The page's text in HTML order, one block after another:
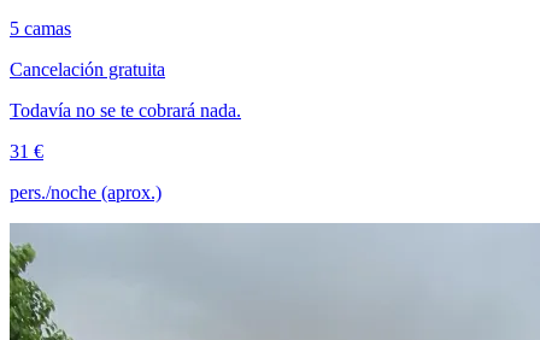
5 camas
Cancelación gratuita
Todavía no se te cobrará nada.
31 €
pers./noche (aprox.)